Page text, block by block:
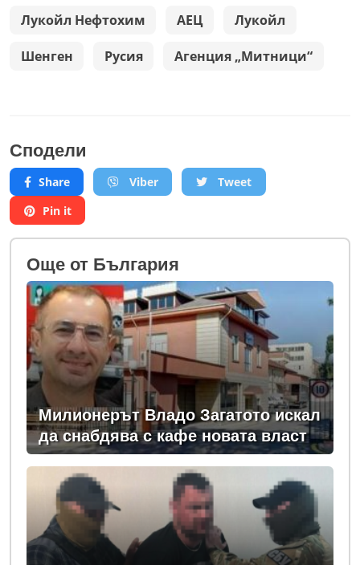
Лукойл Нефтохим АЕЦ Лукойл
Шенген Русия Агенция „Митници“
Сподели
Share Viber
Tweet
Pin it
Oще от България
Милионерът Владо Загатото искал
да снабдява с кафе новата власт